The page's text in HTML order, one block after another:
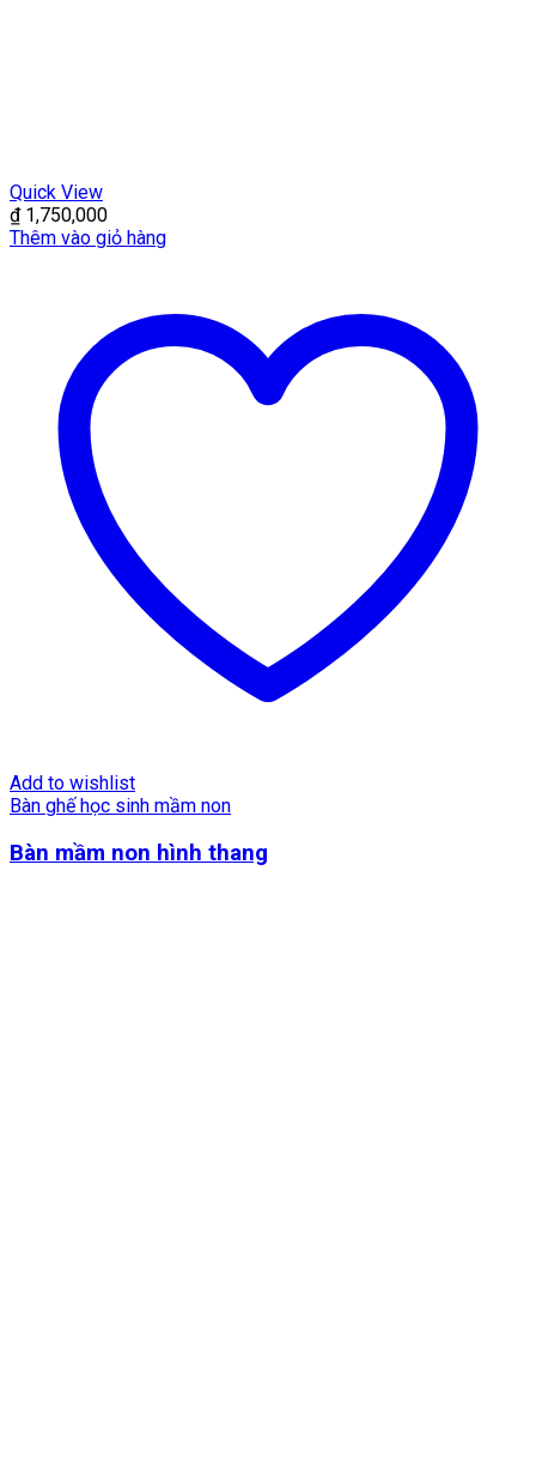
Quick View
₫1,750,000
Thêm vào giỏ hàng
Add to wishlist
Bàn ghế học sinh mầm non
Bàn mầm non hình thang